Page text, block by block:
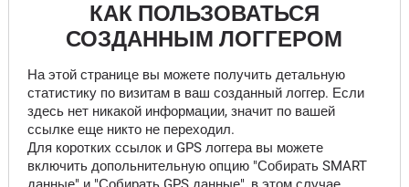
КАК ПОЛЬЗОВАТЬСЯ
СОЗДАННЫМ ЛОГГЕРОМ
На этой странице вы можете получить детальную
статистику по визитам в ваш созданный логгер. Если
здесь нет никакой информации, значит по вашей
ссылке еще никто не переходил.
Для коротких ссылок и GPS логгера вы можете
включить допольнительную опцию "Собирать SMART